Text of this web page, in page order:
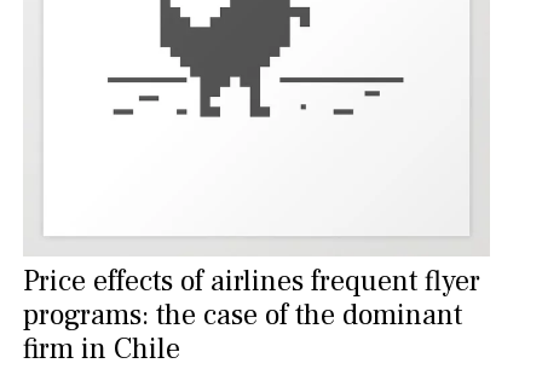
Price effects of airlines frequent flyer
programs: the case of the dominant
firm in Chile